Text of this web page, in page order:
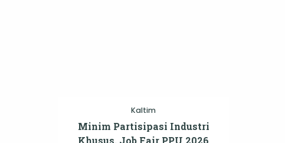
Kaltim
Minim Partisipasi Industri
Khusus, Job Fair PPU 2026